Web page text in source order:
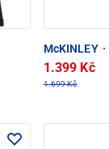
McKINLEY ·
1.399 Kč
1.699 Kč